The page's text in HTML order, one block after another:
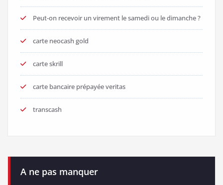
Peut-on recevoir un virement le samedi ou le dimanche ?
carte neocash gold
carte skrill
carte bancaire prépayée veritas
transcash
A ne pas manquer